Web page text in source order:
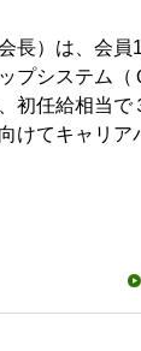
長）は、会
プシステム
初任給相当
けてキャリ